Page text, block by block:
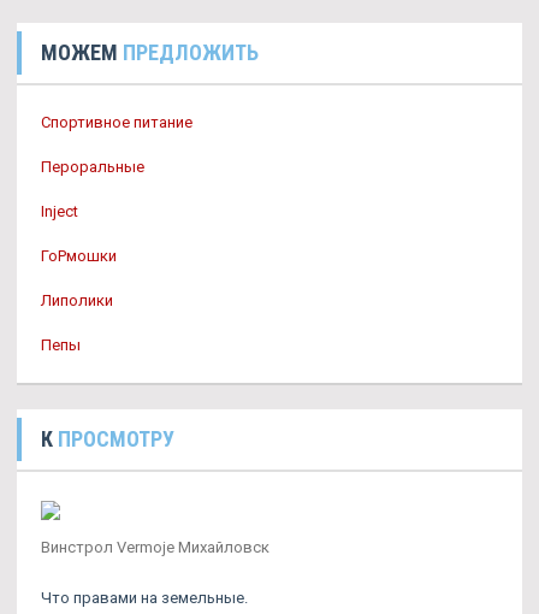
МОЖЕМ ПРЕДЛОЖИТЬ
Спортивное питание
Пероральные
Inject
ГоРмошки
Липолики
Пепы
К ПРОСМОТРУ
Винстрол Vermoje Михайловск
Что правами на земельные.